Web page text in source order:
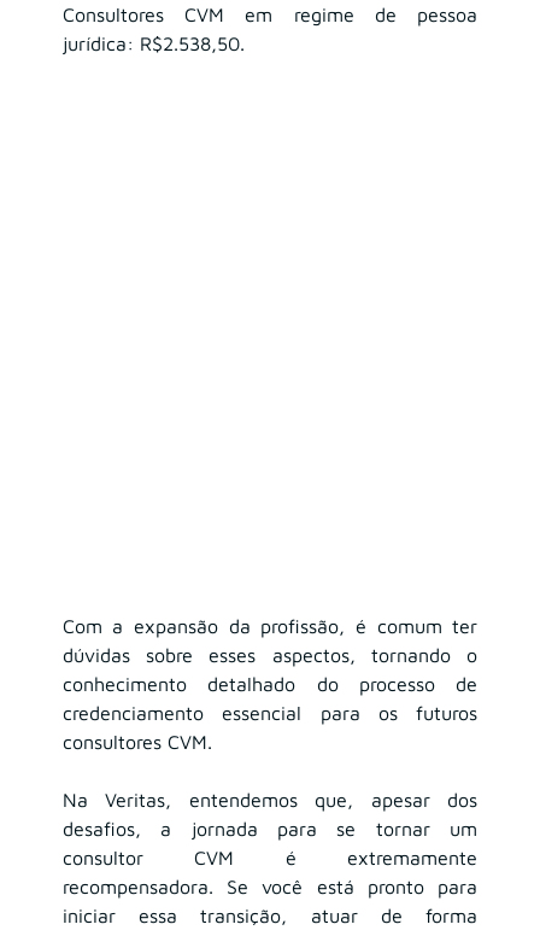
Consultores CVM em regime de pessoa
jurídica: R$2.538,50.
Com a expansão da profissão, é comum ter
dúvidas sobre esses aspectos, tornando o
conhecimento detalhado do processo de
credenciamento essencial para os futuros
consultores CVM.
Na Veritas, entendemos que, apesar dos
desafios, a jornada para se tornar um
consultor CVM é extremamente
recompensadora. Se você está pronto para
iniciar essa transição, atuar de forma